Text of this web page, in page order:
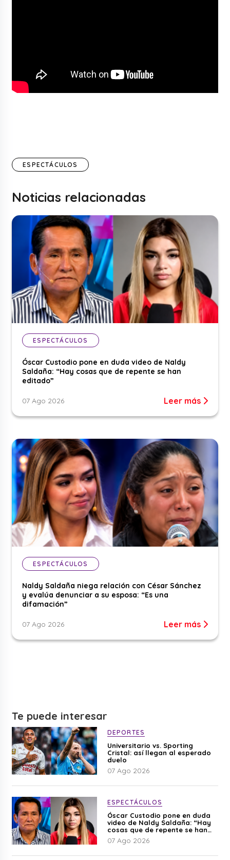
ESPECTÁCULOS
Noticias relacionadas
ESPECTÁCULOS
Óscar Custodio pone en duda video de Naldy
Saldaña: “Hay cosas que de repente se han
editado”
07 Ago 2026 Leer más
ESPECTÁCULOS
Naldy Saldaña niega relación con César Sánchez
y evalúa denunciar a su esposa: “Es una
difamación”
07 Ago 2026 Leer más
Te puede interesar
DEPORTES
Universitario vs. Sporting
Cristal: así llegan al esperado
duelo
07 Ago 2026
ESPECTÁCULOS
Óscar Custodio pone en duda
video de Naldy Saldaña: “Hay
cosas que de repente se han
editado”
07 Ago 2026